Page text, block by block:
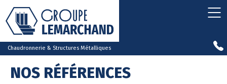
Chaudronnerie & Structures Métalliques
NOS RÉFÉRENCES